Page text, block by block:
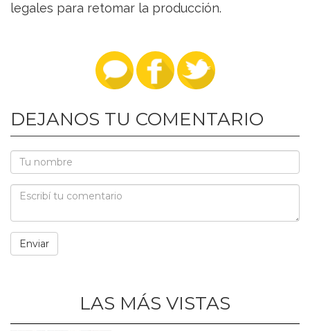
legales para retomar la producción.
DEJANOS TU COMENTARIO
LAS MÁS VISTAS